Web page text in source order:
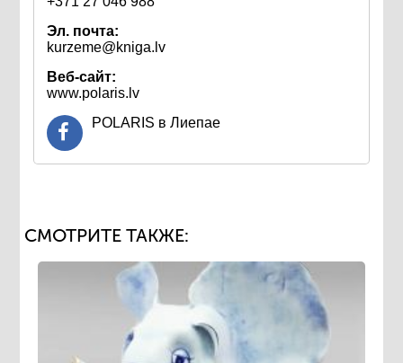
Эл. почта:
kurzeme@kniga.lv
Веб-сайт:
www.polaris.lv
POLARIS в Лиепае
СМОТРИТЕ ТАКЖЕ: